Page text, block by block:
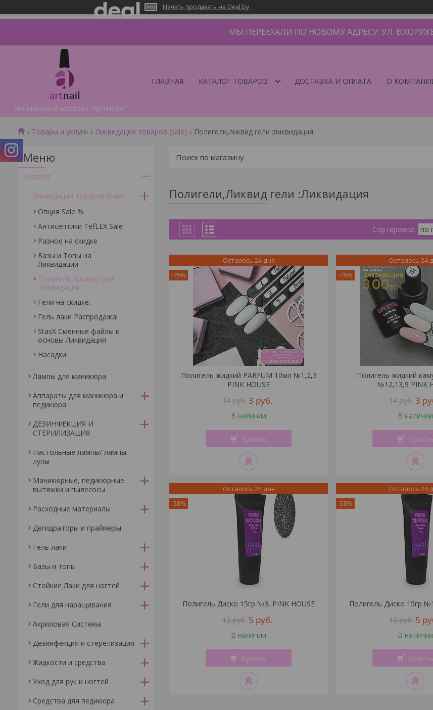
Начать продавать на Deal.by
МЫ ПЕРЕЕХАЛИ ПО НОВОМУ АДРЕСУ: УЛ.
Маникюрный магазин "АртНейл"
ГЛАВНАЯ КАТАЛОГ ТОВАРОВ ДОСТАВКА И ОПЛАТА О
Товары и услуги Ликвидация товаров (sale) Полигели,ликвид гели :ликвидация
Полигели,Ликвид гели :Ликвидация
-79%
Осталось 24 дня
Полигель жидкий PARFUM 10мл №1,2,3
PINK HOUSE
14руб. 3 руб.
В наличии
Купить
-79%
Осталось 24
Полигель жидкий
№12,13,9 PINK
14руб. 3
В наличии
Купить
-58%
Осталось 24 дня
Полигель Диско 15гр №3, PINK HOUSE
12руб. 5 руб.
В наличии
Купить
-58%
Осталось 24
Полигель Диско 15гр
12руб. 5
В наличии
Купить
Каталог
Ликвидация товаров (Sale)
Опция Sale %
Антисептики TefLEX Sale
Разное на скидке
Базы и Топы на
Ликвидации
Полигели,Ликвид гели
:Ликвидация
Гели на скидке.
Гель лаки Распродажа!
StasX Сменные файлы и
основы Ликвидация
Насадки
Лампы для маникюра
Аппараты для маникюра и
педикюра
ДЕЗИНФЕКЦИЯ И
СТЕРИЛИЗАЦИЯ
Настольные лампы/ лампы-
лупы
Маникюрные, педикюрные
вытяжки и пылесосы
Расходные материалы
Дегидраторы и праймеры
Гель лаки
Базы и топы
Стойкие Лаки для ногтей
Гели для наращивания
Акриловая Система
Дезинфекция и стерелизация
Жидкости и средства
Уход для рук и ногтей
Средства для педикюра